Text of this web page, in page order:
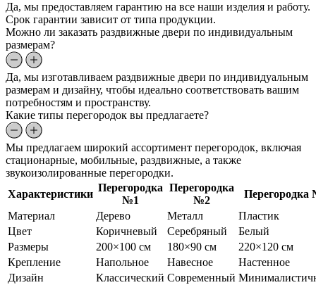
Да, мы предоставляем гарантию на все наши изделия и работу.
Срок гарантии зависит от типа продукции.
Можно ли заказать раздвижные двери по индивидуальным
размерам?
Да, мы изготавливаем раздвижные двери по индивидуальным
размерам и дизайну, чтобы идеально соответствовать вашим
потребностям и пространству.
Какие типы перегородок вы предлагаете?
Мы предлагаем широкий ассортимент перегородок, включая
стационарные, мобильные, раздвижные, а также
звукоизолированные перегородки.
Характеристики
Перегородка
№1
Перегородка
№2
Перегородка
Материал
Дерево Металл
Пластик
Цвет
Коричневый Серебряный
Белый
Размеры
200×100 см 180×90 см
220×120 см
Крепление
Напольное Навесное
Настенное
Дизайн
Классический Современный